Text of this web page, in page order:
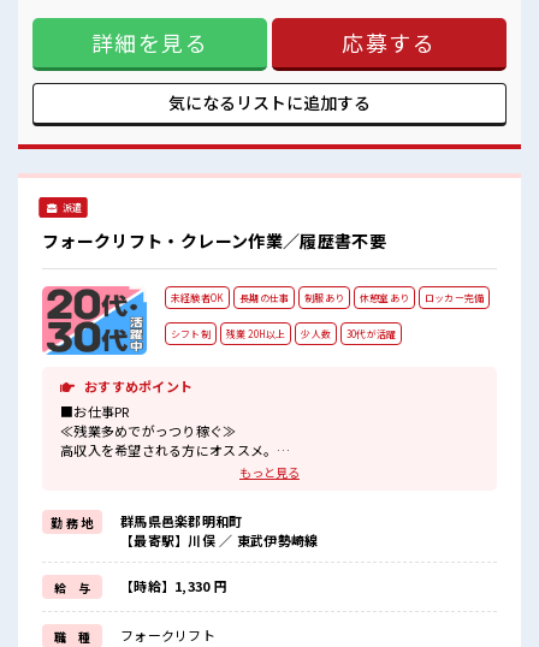
残業がしっかりあるお仕事！
手過ぎなければ髪型や髪色自由♪ (規定有)≪未経験OKの仕事
≫ 新しいことにチャレンジするのは不安だけど、 しっかり働
く環境が整っています！ イチからスキルUP・ステップUP目
指していきましょう！ ≪様々なお仕事をご提案≫ 一人で悩ま
ず気軽に相談できる、 派遣のお仕事です！ ■職場の雰囲気 女
性が多めの職場です♪ 派手すぎなければ多少のヘアカラーも
す☆ 残業がしっかりあるお仕事！
詳細を見る 応募する
気になるリストに追加する
派遣
フォークリフト・クレーン作業／履歴書不要
未経験者OK 長期の仕事 制服あり 休憩室あり ロッカー完備
シフト制 残業 20H以上 少人数 30代が活躍
おすすめポイント
■お仕事PR
≪残業多めでがっつり稼ぐ≫
高収入を希望される方にオススメ。
残業は月20時間以上あります♪
制服があるので、
毎日の服装の悩み解消♪
≪未経験でも活躍できる≫
新しいことにチャレンジするのは不安だけど、
しっかり働く環境が整っています！
イチからスキルUP・ステップUP目指していきましょう！
≪自分に合った期間で働ける≫
福利厚生が整った派遣のお仕事です！
もっと見る
勤 務 地
群馬県邑楽郡明和町
【最寄駅】川俣 ／ 東武伊勢崎線
給 与 【時給】1,330 円
職 種 フォークリフト